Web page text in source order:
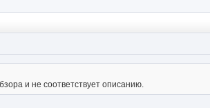
и не соответствует описанию.